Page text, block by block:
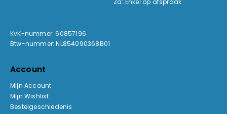
Za: Enkel op afspraak
KvK-nummer: 60857196
Btw-nummer: NL854090368B01
Account
Mijn Account
Mijn Wishlist
Bestelgeschiedenis